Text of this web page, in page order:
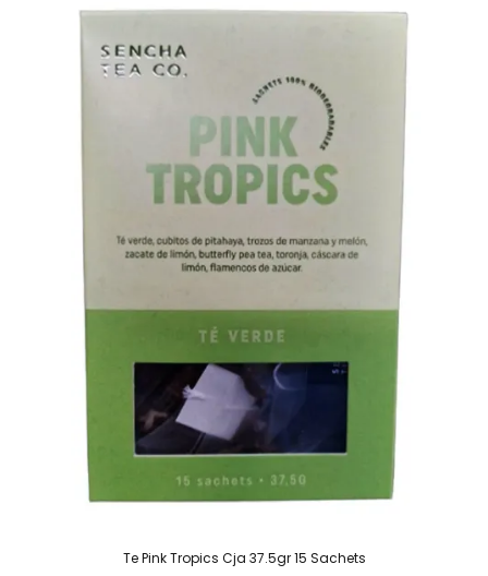
Te Pink Tropics Cja 37.5gr 15 Sachets